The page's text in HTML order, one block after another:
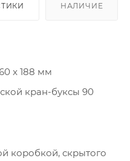
НАЛИЧИЕ
x 188 мм
кран-буксы 90
коробкой, скрытого